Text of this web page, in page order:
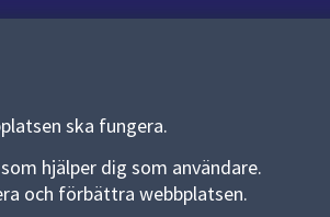
ska fungera.
hjälper dig som användare.
och förbättra webbplatsen.
handlingar och diarium
av personuppgifter